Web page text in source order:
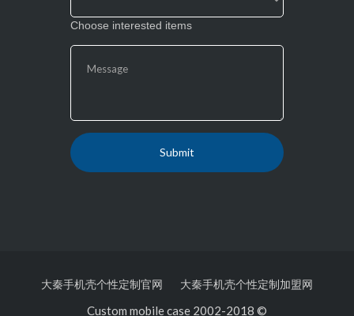
Choose interested items
大秦手机壳个性定制官网 大秦手机壳个性定制加盟
© 2002-2018 Custom mobile case